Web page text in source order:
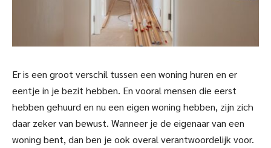
Er is een groot verschil tussen een woning huren en er
eentje in je bezit hebben. En vooral mensen die eerst
hebben gehuurd en nu een eigen woning hebben, zijn zich
daar zeker van bewust. Wanneer je de eigenaar van een
woning bent, dan ben je ook overal verantwoordelijk voor.